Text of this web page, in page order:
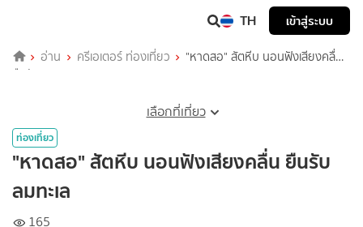
TH เข้าสู่ระบบ
อ่าน ครีเอเตอร์ ท่องเที่ยว
"หาดสอ" สัตหีบ นอนฟังเสียงคลื่น
ยืนรับลมทะเล
เลือกที่เที่ยว
ท่องเที่ยว
"หาดสอ" สัตหีบ นอนฟังเสียงคลื่น ยืนรับ
ลมทะเล
165